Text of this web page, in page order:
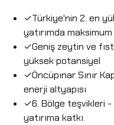
✓Türkiye'nin 2. en
yatırımda
✓Geniş zeytin ve
yüksek potansiyel
✓Öncüpınar Sınır
enerji altyapısı
✓6. Bölge teşvikleri
yatırıma katkı